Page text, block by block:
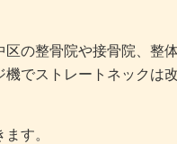
区の整骨院や接骨院、整
機でストレートネックは
す。